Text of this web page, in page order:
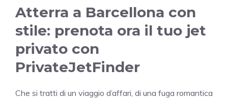
Atterra a Barcellona con
stile: prenota ora il tuo jet
privato con
PrivateJetFinder
Che si tratti di un viaggio d’affari, di una fuga romantica